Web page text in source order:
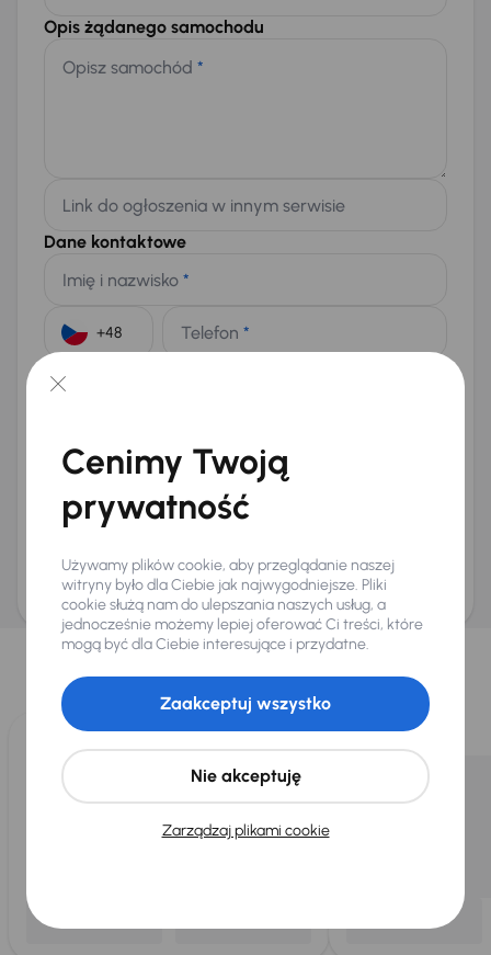
Opis żądanego samochodu
Opisz samochód *
Link do ogłoszenia w innym serwisie
Dane kontaktowe
Imię i nazwisko *
Telefon *
E-mail
Na numer telefonu (opcjonalnie)
Wyślij zapytanie
ani zagwarantowaną dostępnością pojazdu. AURES Holdings a.s., z siedzibą
Dopraváků 874/15, Čimice, 184 00 Praga 8, będzie przechowywać i przetwarzać
Twoje dane osobowe zgodnie z zasadami ochrony i przetwarzaniadanych
osobowych
Wybraliśmy dla Ciebie
Wybieramy dla Ciebienajlepsze pojazdyz naszej oferty. Kupimy
dla Ciebiedo 400 pojazdówkażdego dnia.
Cenimy Twoją
prywatność
Używamy plików cookie, aby przeglądanie naszej
witryny było dla Ciebie jak najwygodniejsze. Pliki
cookie służą nam do ulepszania naszych usług, a
jednocześnie możemy lepiej oferować Ci treści, które
mogą być dla Ciebie interesujące i przydatne.
Zarządzaj plikami cookie
Nie akceptuję
Zaakceptuj wszystko